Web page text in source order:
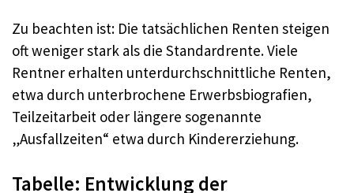
Zu beachten ist: Die tatsächlichen Renten steigen
oft weniger stark als die Standardrente. Viele
Rentner erhalten unterdurchschnittliche Renten,
etwa durch unterbrochene Erwerbsbiografien,
Teilzeitarbeit oder längere sogenannte
„Ausfallzeiten“ etwa durch Kindererziehung.
Tabelle: Entwicklung der